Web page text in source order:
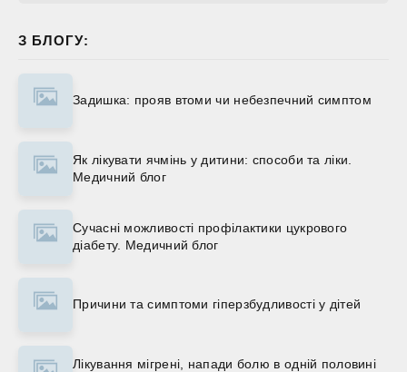
З БЛОГУ:
Задишка: прояв втоми чи небезпечний симптом
Як лікувати ячмінь у дитини: способи та ліки.
Медичний блог
Сучасні можливості профілактики цукрового
діабету. Медичний блог
Причини та симптоми гіперзбудливості у дітей
Лікування мігрені, напади болю в одній половині